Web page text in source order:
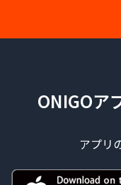
ONIGOア
アプリ